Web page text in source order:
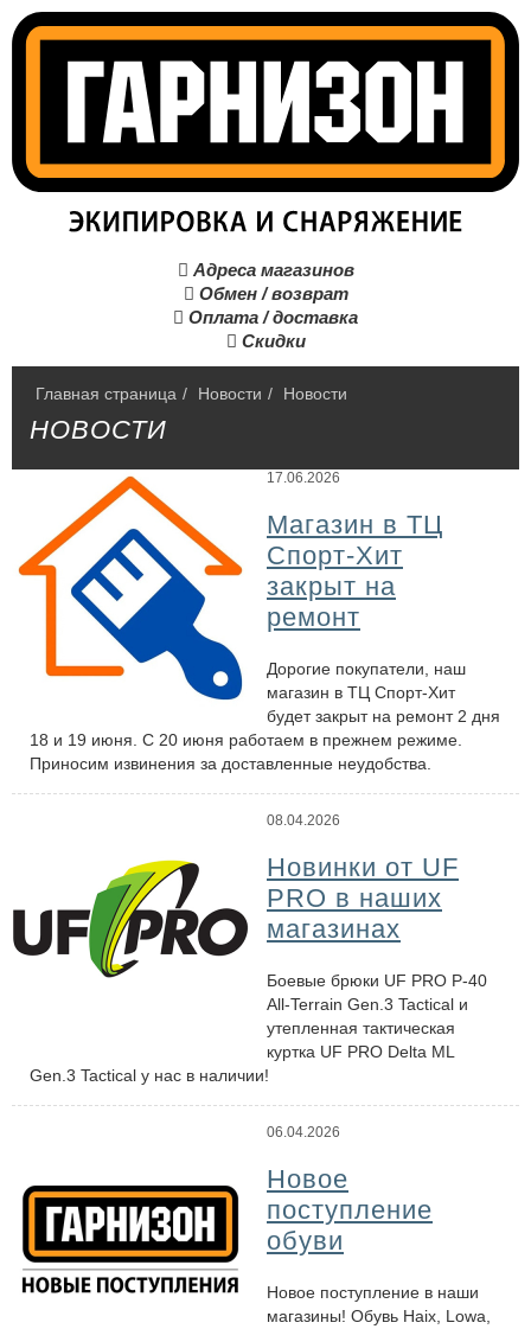
 Адреса магазинов
 Обмен / возврат
 Оплата / доставка
 Скидки
Главная страница / Hовости / Новости
НОВОСТИ
17.06.2026
Магазин в ТЦ
Спорт-Хит
закрыт на
ремонт
Дорогие покупатели, наш
магазин в ТЦ Спорт-Хит
будет закрыт на ремонт 2 дня
18 и 19 июня. С 20 июня работаем в прежнем режиме.
Приносим извинения за доставленные неудобства.
08.04.2026
Новинки от UF
PRO в наших
магазинах
Боевые брюки UF PRO P-40
All-Terrain Gen.3 Tactical и
утепленная тактическая
куртка UF PRO Delta ML
Gen.3 Tactical у нас в наличии!
06.04.2026
Новое
поступление
обуви
Новое поступление в наши
магазины! Обувь Haix, Lowa,